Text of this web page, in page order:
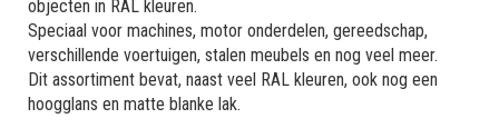
objecten in RAL kleuren.
Speciaal voor machines, motor onderdelen, gereedschap,
verschillende voertuigen, stalen meubels en nog veel meer.
Dit assortiment bevat, naast veel RAL kleuren, ook nog een
hoogglans en matte blanke lak.